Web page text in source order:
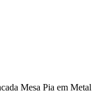
Mesa Pia em Metal